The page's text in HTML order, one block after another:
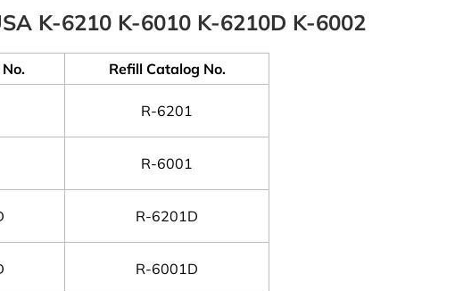
K-6210 K-6010 K-6210D K-6002
Refill Catalog No.
R-6201
R-6001
R-6201D
R-6001D